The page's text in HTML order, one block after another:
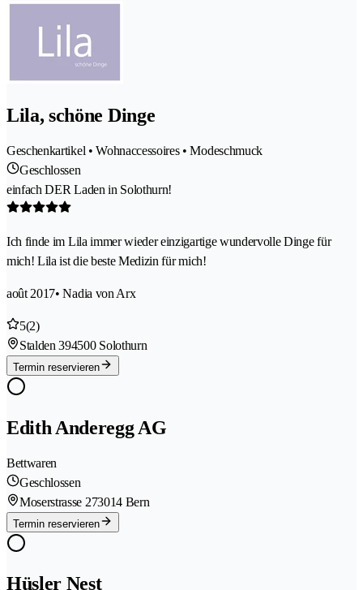
Lila, schöne Dinge
Geschenkartikel • Wohnaccessoires • Modeschmuck
Geschlossen
einfach DER Laden in Solothurn!
Ich finde im Lila immer wieder einzigartige wundervolle Dinge für
mich! Lila ist die beste Medizin für mich!
août 2017• Nadia von Arx
5(2)
Stalden 394500 Solothurn
Termin reservieren
Edith Anderegg AG
Bettwaren
Geschlossen
Moserstrasse 273014 Bern
Termin reservieren
Hüsler Nest